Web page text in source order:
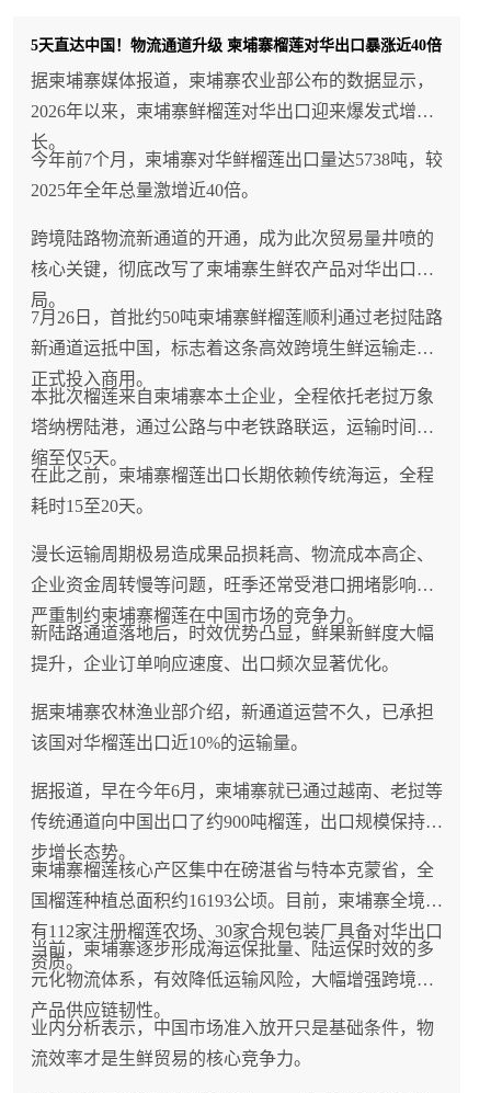
5天直达中国！物流通道升级 柬埔寨榴莲对华出口暴涨近40倍
据柬埔寨媒体报道，柬埔寨农业部公布的数据显示，
2026年以来，柬埔寨鲜榴莲对华出口迎来爆发式增
长。
今年前7个月，柬埔寨对华鲜榴莲出口量达5738吨，较
2025年全年总量激增近40倍。
跨境陆路物流新通道的开通，成为此次贸易量井喷的
核心关键，彻底改写了柬埔寨生鲜农产品对华出口格
局。
7月26日，首批约50吨柬埔寨鲜榴莲顺利通过老挝陆路
新通道运抵中国，标志着这条高效跨境生鲜运输走廊
正式投入商用。
本批次榴莲来自柬埔寨本土企业，全程依托老挝万象
塔纳楞陆港，通过公路与中老铁路联运，运输时间压
缩至仅5天。
在此之前，柬埔寨榴莲出口长期依赖传统海运，全程
耗时15至20天。
漫长运输周期极易造成果品损耗高、物流成本高企、
企业资金周转慢等问题，旺季还常受港口拥堵影响，
严重制约柬埔寨榴莲在中国市场的竞争力。
新陆路通道落地后，时效优势凸显，鲜果新鲜度大幅
提升，企业订单响应速度、出口频次显著优化。
据柬埔寨农林渔业部介绍，新通道运营不久，已承担
该国对华榴莲出口近10%的运输量。
据报道，早在今年6月，柬埔寨就已通过越南、老挝等
传统通道向中国出口了约900吨榴莲，出口规模保持稳
步增长态势。
柬埔寨榴莲核心产区集中在磅湛省与特本克蒙省，全
国榴莲种植总面积约16193公顷。目前，柬埔寨全境拥
有112家注册榴莲农场、30家合规包装厂具备对华出口
资质。
当前，柬埔寨逐步形成海运保批量、陆运保时效的多
元化物流体系，有效降低运输风险，大幅增强跨境农
产品供应链韧性。
业内分析表示，中国市场准入放开只是基础条件，物
流效率才是生鲜贸易的核心竞争力。